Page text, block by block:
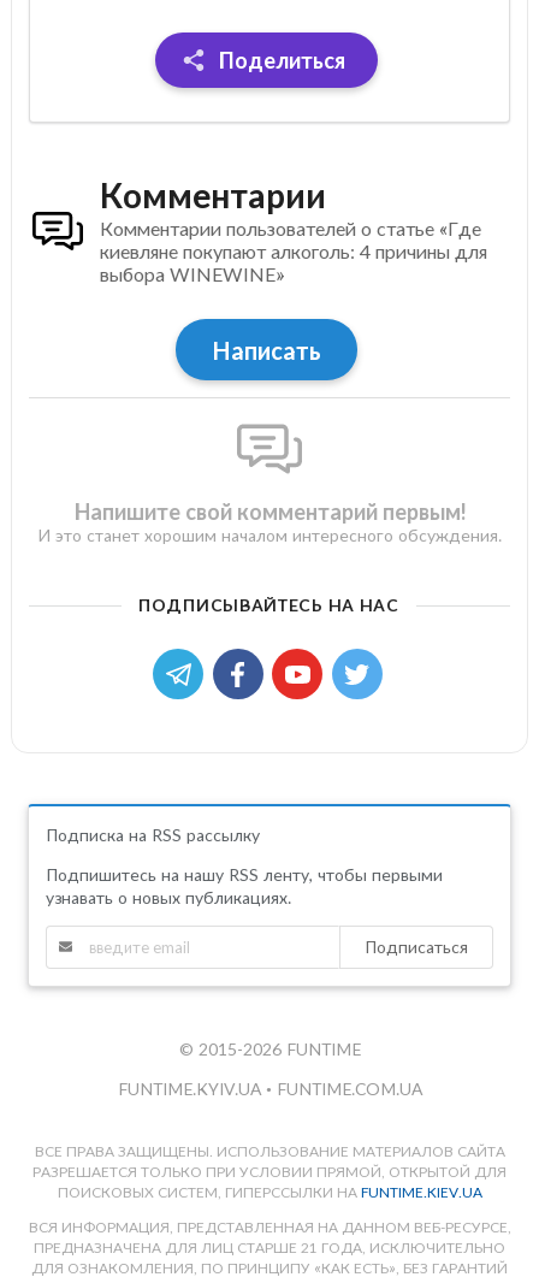
Поделиться
Комментарии
Комментарии пользователей о статье «Где
киевляне покупают алкоголь: 4 причины для
выбора WINEWINE»
Написать
Напишите свой комментарий первым!
И это станет хорошим началом интересного обсуждения.
ПОДПИСЫВАЙТЕСЬ НА НАС
Подписка на RSS рассылку
Подпишитесь на нашу RSS ленту, чтобы первыми
узнавать о новых публикациях.
Подписаться
© 2015-2026 FUNTIME
FUNTIME.KYIV.UA • FUNTIME.COM.UA
ВСЕ ПРАВА ЗАЩИЩЕНЫ. ИСПОЛЬЗОВАНИЕ МАТЕРИАЛОВ САЙТА
РАЗРЕШАЕТСЯ ТОЛЬКО ПРИ УСЛОВИИ ПРЯМОЙ, ОТКРЫТОЙ ДЛЯ
ПОИСКОВЫХ СИСТЕМ, ГИПЕРССЫЛКИ НА FUNTIME.KIEV.UA
ВСЯ ИНФОРМАЦИЯ, ПРЕДСТАВЛЕННАЯ НА ДАННОМ ВЕБ-РЕСУРСЕ,
ПРЕДНАЗНАЧЕНА ДЛЯ ЛИЦ СТАРШЕ 21 ГОДА, ИСКЛЮЧИТЕЛЬНО
ДЛЯ ОЗНАКОМЛЕНИЯ, ПО ПРИНЦИПУ «КАК ЕСТЬ», БЕЗ ГАРАНТИЙ